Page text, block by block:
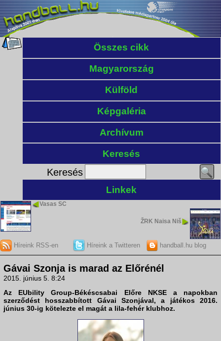
Összes cikk
Magyarország
Külföld
Képgaléria
Archívum
Keresés
Keresés
Linkek
Vasas SC
ŽRK Naisa Niš
Híreink RSS-en Híreink a Twitteren handball.hu blog
Gávai Szonja is marad az Előrénél
2015. június 5. 8:24
Az EUbility Group-Békéscsabai Előre NKSE a napokban
szerződést hosszabbított Gávai Szonjával, a játékos 2016.
június 30-ig kötelezte el magát a lila-fehér klubhoz.